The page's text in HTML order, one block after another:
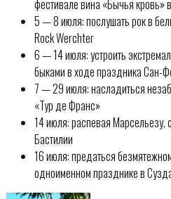
фестивале вина «Бычья кровь»
5 — 8 июля: послушать рок в
Rock Werchter
6 — 14 июля: устроить
быками в ходе праздника Сан-
7 — 29 июля: насладиться
«Тур де Франс»
14 июля: распевая Марсельезу,
Бастилии
16 июля: предаться
одноименном празднике в